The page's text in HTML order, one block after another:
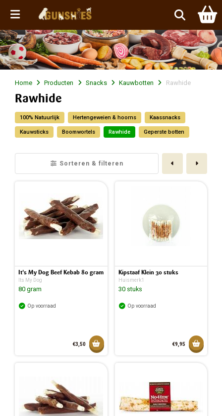
Menu
Home Producten Snacks Kauwbotten Rawhide
Rawhide
100% Natuurlijk Hertengeweien & hoorns Kaassnacks
Kauwsticks Boomwortels Rawhide Geperste botten
Sorteren & filteren Vorige
It's My Dog Beef Kebab 80 gram
Its My Dog
80 gram
Op voorraad
€3,50 Toevoegen aan mandje
Kipstaaf Klein 30 stuks
Huismerk1
30 stuks
Op voorraad
€9,95